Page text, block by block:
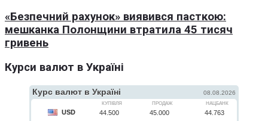
«Безпечний рахунок» виявився пасткою:
мешканка Полонщини втратила 45 тисяч
гривень
Курси валют в Україні